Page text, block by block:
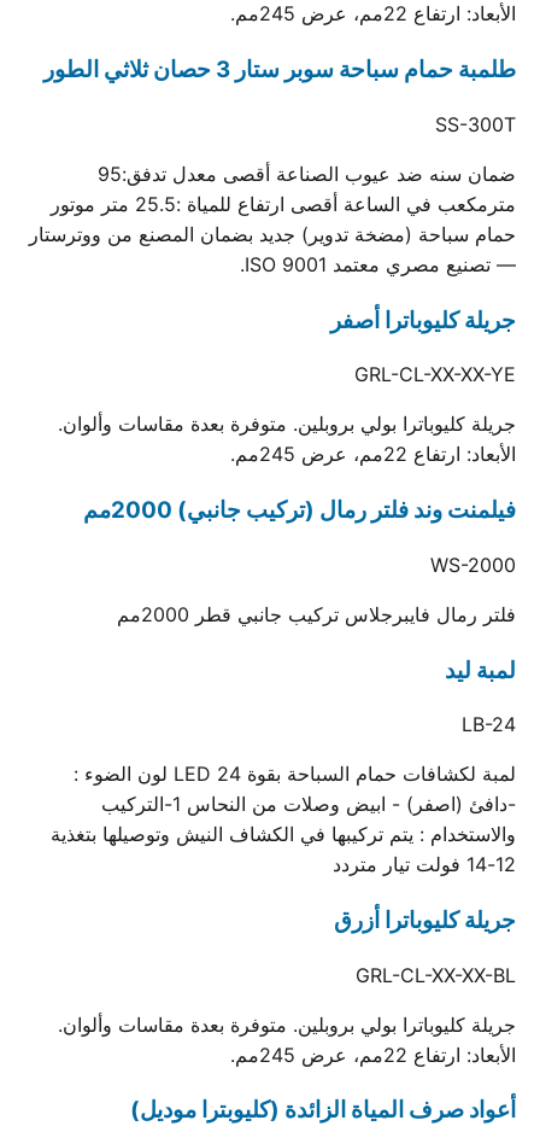
الأبعاد: ارتفاع 22مم، عرض 245مم.
طلمبة حمام سباحة سوبر ستار 3 حصان ثلاثي الطور
SS-300T
ضمان سنه ضد عيوب الصناعة أقصى معدل تدفق:95
مترمكعب في الساعة أقصى ارتفاع للمياة :25.5 متر موتور
حمام سباحة (مضخة تدوير) جديد بضمان المصنع من ووترستار
— تصنيع مصري معتمد ISO 9001.
جريلة كليوباترا أصفر
GRL-CL-XX-XX-YE
جريلة كليوباترا بولي بروبلين. متوفرة بعدة مقاسات وألوان.
الأبعاد: ارتفاع 22مم، عرض 245مم.
فيلمنت وند فلتر رمال (تركيب جانبي) 2000مم
WS-2000
فلتر رمال فايبرجلاس تركيب جانبي قطر 2000مم
لمبة ليد
LB-24
لمبة لكشافات حمام السباحة بقوة 24 LED لون الضوء :
-دافئ (اصفر) - ابيض وصلات من النحاس 1-التركيب
والاستخدام : يتم تركيبها في الكشاف النيش وتوصيلها بتغذية
12-14 فولت تيار متردد
جريلة كليوباترا أزرق
GRL-CL-XX-XX-BL
جريلة كليوباترا بولي بروبلين. متوفرة بعدة مقاسات وألوان.
الأبعاد: ارتفاع 22مم، عرض 245مم.
أعواد صرف المياة الزائدة (كليوبترا موديل)